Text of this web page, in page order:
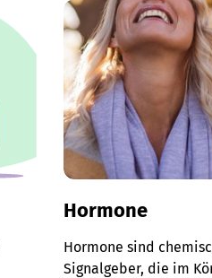
Hormone
Hormone sind
Signalgeber, die im